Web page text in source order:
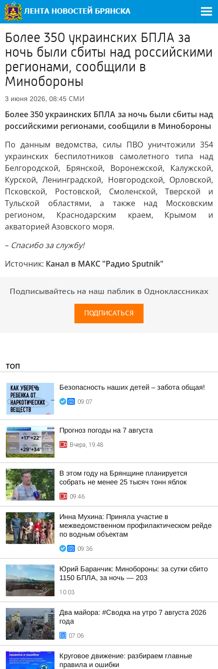
Более 350 украинских БПЛА за
ночь были сбиты над российскими
регионами, сообщили в
Минобороны
3 июня 2026, 08:45 СМИ
Более 350 украинских БПЛА за ночь были сбиты над
российскими регионами, сообщили в Минобороны
По данным ведомства, силы ПВО уничтожили 354
украинских беспилотников самолетного типа над
Белгородской, Брянской, Воронежской, Калужской,
Курской, Ленинградской, Новгородской, Орловской,
Псковской, Ростовской, Смоленской, Тверской и
Тульской областями, а также над Московским
регионом, Краснодарским краем, Крымом и
акваторией Азовского моря.
– Спасибо за службу!
Источник: Канал в МАКС "Радио Sputnik"
Подписывайтесь на наш паблик в Одноклассниках
ПОДПИСАТЬСЯ
ТОП
Безопасность наших детей – забота общая!
09:07
Прогноз погоды на 7 августа
Вчера, 19:48
В этом году на Брянщине планируется
собрать не менее 25 тысяч тонн яблок
09:46
Инна Мухина: Приняла участие в
межведомственном профилактическом рейде
по водным объектам
09:36
Юрий Баранчик: Минобороны: за сутки сбито
1150 БПЛА, за ночь — 203
10:03
Два майора: #Сводка на утро 7 августа 2026
года
07:06
Круговое движение: разбираем главные
правила и ошибки